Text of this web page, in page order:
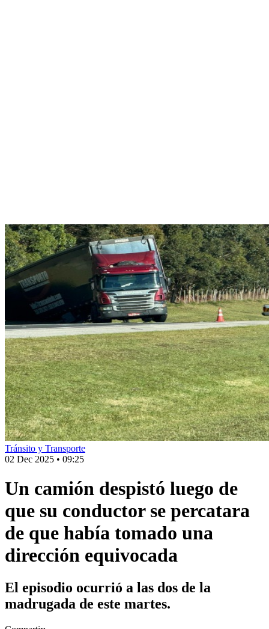
Tránsito y Transporte
02 Dec 2025 • 09:25
Un camión despistó luego de
que su conductor se percatara
de que había tomado una
dirección equivocada
El episodio ocurrió a las dos de la
madrugada de este martes.